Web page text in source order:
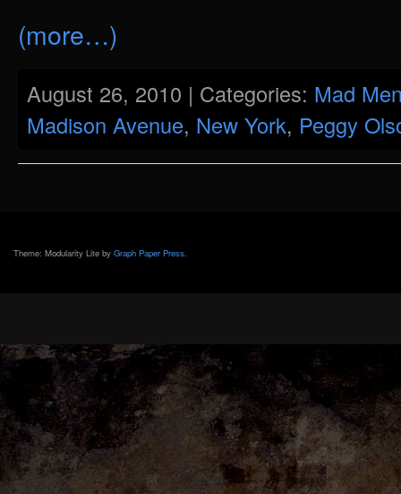
(more…)
August 26, 2010 | Categories: Mad
Madison Avenue, New York, Peggy
Theme: Modularity Lite by Graph Paper Press